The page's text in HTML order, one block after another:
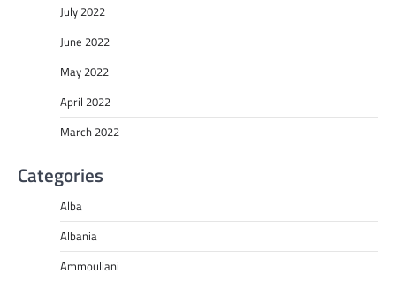
July 2022
June 2022
May 2022
April 2022
March 2022
Categories
Alba
Albania
Ammouliani